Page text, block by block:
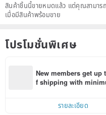
สินค้าชิ้นนี้ขายหมดแล้ว แต่คุณสามาร
เมื่อมีสินค้าพร้อมขาย
โปรโมชั่นพิเศษ
New members get up
f shipping with
within 7 days!
รายละเอียด